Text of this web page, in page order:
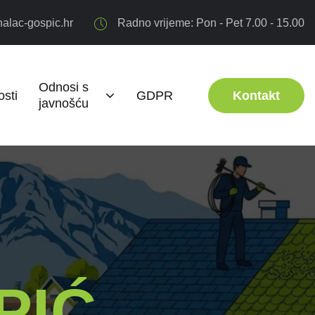
gospic.hr Radno vrijeme: Pon - Pet 7.00 - 15.00
Odnosi s
javnošću
GDPR Kontakt